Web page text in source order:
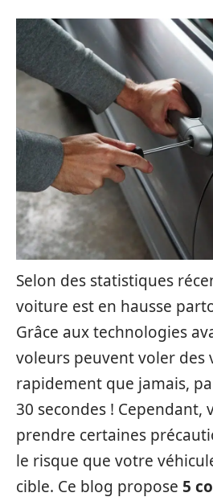
Selon des statistiques
voiture est en hausse
Grâce aux technologies
voleurs peuvent voler des
rapidement que jamais,
30 secondes ! Cependant,
prendre certaines
le risque que votre
cible. Ce blog propose 5